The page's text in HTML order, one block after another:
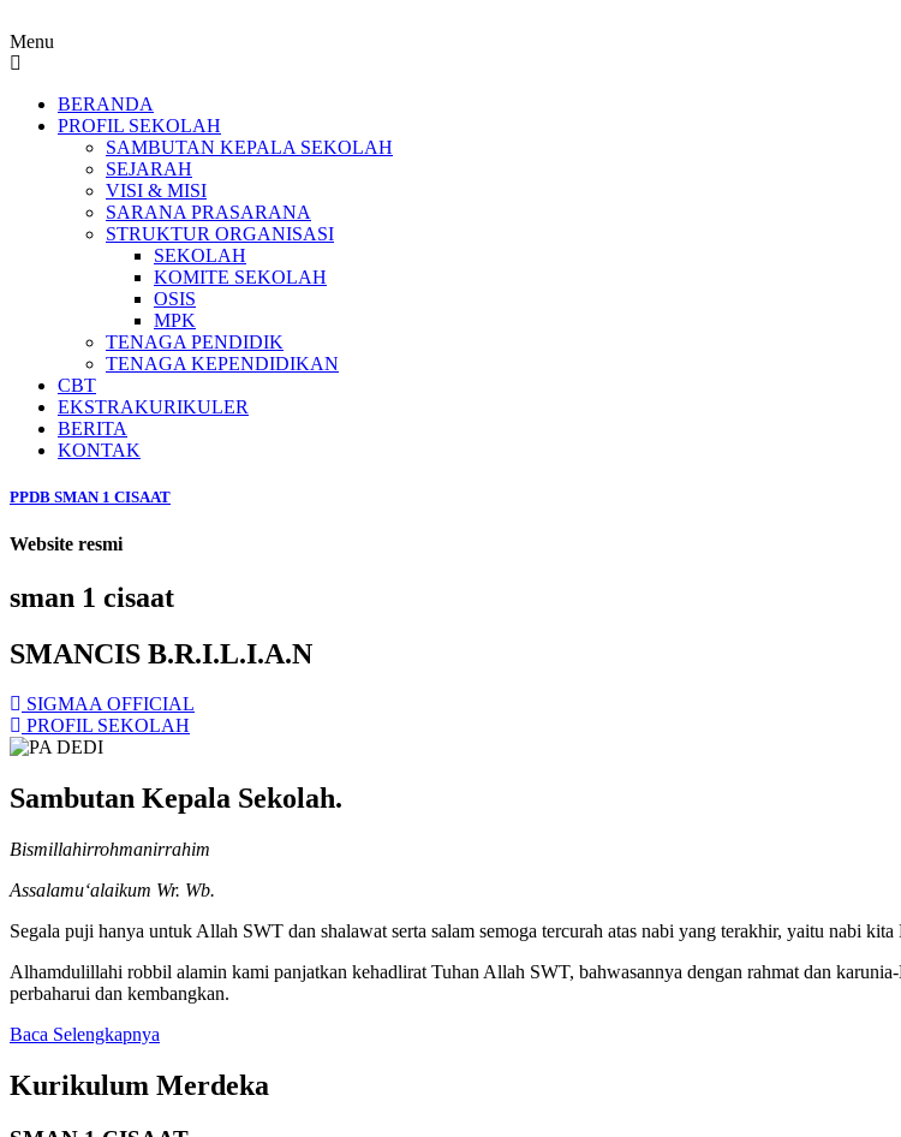
Menu
BERANDA
PROFIL SEKOLAH
SAMBUTAN KEPALA SEKOLAH
SEJARAH
VISI & MISI
SARANA PRASARANA
STRUKTUR ORGANISASI
SEKOLAH
KOMITE SEKOLAH
OSIS
MPK
TENAGA PENDIDIK
TENAGA KEPENDIDIKAN
CBT
EKSTRAKURIKULER
BERITA
KONTAK
PPDB SMAN 1 CISAAT
Website resmi
sman 1 cisaat
SMANCIS B.R.I.L.I.A.N
SIGMAA OFFICIAL
PROFIL SEKOLAH
Sambutan Kepala Sekolah.
Bismillahirrohmanirrahim
Assalamu‘alaikum Wr. Wb.
Segala puji hanya untuk Allah SWT dan shalawat serta salam semoga tercurah atas nabi yang terakhir, yaitu nabi
Alhamdulillahi robbil alamin kami panjatkan kehadlirat Tuhan Allah SWT, bahwasannya dengan rahmat dan
perbaharui dan kembangkan.
Baca Selengkapnya
Kurikulum Merdeka